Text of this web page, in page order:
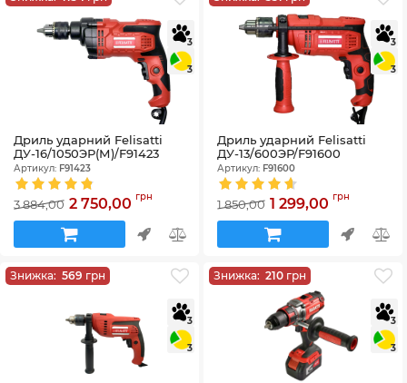
3
3
Дриль ударний Felisatti
ДУ-16/1050ЭР(М)/F91423
Артикул: F91423
3 884,00 2 750,00 грн
3
3
Дриль ударний Felisatti
ДУ-13/600ЭР/F91600
Артикул: F91600
1 850,00 1 299,00 грн
Знижка: 569 грн
3
3
Знижка: 210 грн
3
3